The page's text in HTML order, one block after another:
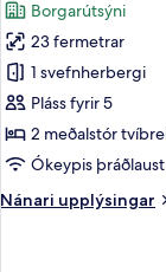
+
Child)
myndir
fyrir
Connected
Family
Room
(3
Adults
+
Borgarútsýni
23 fermetrar
1 svefnherbergi
Pláss fyrir 5
2 meðalstór
Ókeypis
Nánari upplýsingar
Nánari